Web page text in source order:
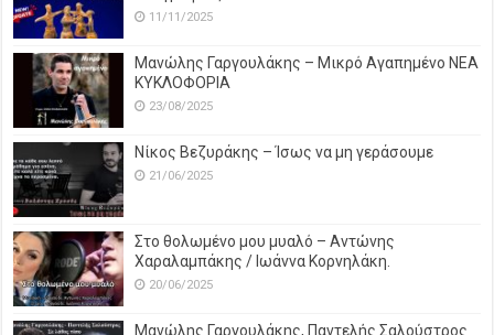
11/11/2025
Μανώλης Γαργουλάκης – Μικρό Αγαπημένο NEΑ
ΚΥΚΛΟΦΟΡΙΑ
23/08/2025
Νίκος Βεζυράκης – Ίσως να μη γεράσουμε
21/06/2025
Στο θολωμένο μου μυαλό – Αντώνης
Χαραλαμπάκης / Ιωάννα Κορνηλάκη.
20/06/2025
Μανώλης Γαργουλάκης, Παντελής Σαλούστρος